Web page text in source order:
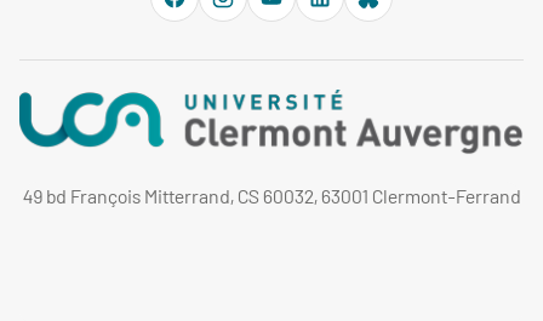
49 bd François Mitterrand, CS 60032, 63001 Clermont-Ferrand